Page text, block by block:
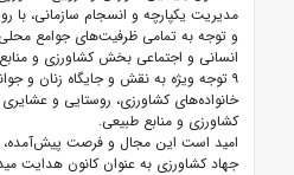
مدیریت یکپارچه و ­انسجام سازمانی، با
و توجه به تمامی ظرفیت‌های جوامع
انسانی و اجتماعی بخش کشاورزی و
۹ توجه ویژه به نقش و جایگاه زنان و
خانواده‌های کشاورزی، روستایی و
کشاورزی و منابع طبیعی.
امید است این مجال و فرصت پیش‌آمده،
جهاد کشاورزی به عنوان کانون هدایت